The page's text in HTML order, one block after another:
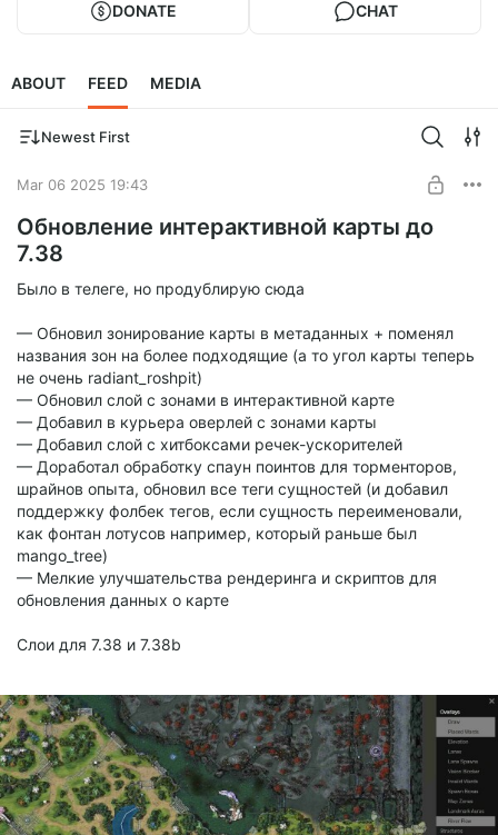
DONATE CHAT
ABOUT FEED MEDIA
Newest First
Mar 06 2025 19:43
Обновление интерактивной карты до
7.38
Было в телеге, но продублирую сюда
— Обновил зонирование карты в метаданных + поменял
названия зон на более подходящие (а то угол карты теперь
не очень radiant_roshpit)
— Обновил слой с зонами в интерактивной карте
— Добавил в курьера оверлей с зонами карты
— Добавил слой с хитбоксами речек-ускорителей
— Доработал обработку спаун поинтов для торменторов,
шрайнов опыта, обновил все теги сущностей (и добавил
поддержку фолбек тегов, если сущность переименовали,
как фонтан лотусов например, который раньше был
mango_tree)
— Мелкие улучшательства рендеринга и скриптов для
обновления данных о карте
Слои для 7.38 и 7.38b